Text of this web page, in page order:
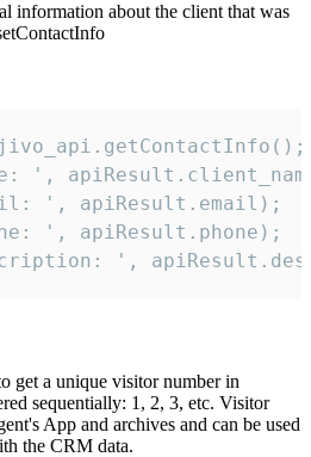
information about the client that was
',
', apiResult.email);
', apiResult.phone);
',
get a unique visitor number in
sequentially: 1, 2, 3, etc. Visitor
App and archives and can be used
the CRM data.